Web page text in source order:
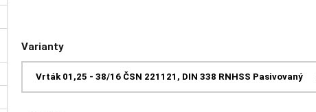
Varianty
Vrták 01,25 - 38/16 ČSN 221121, DIN 338 RNHSS Pasivovaný